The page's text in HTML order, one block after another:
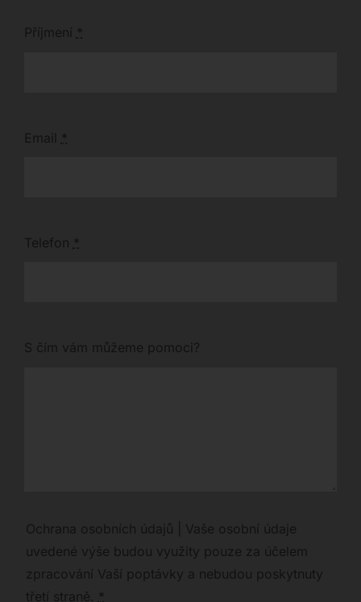
Příjmení *
Email *
Telefon *
S čím vám můžeme pomoci?
Ochrana osobních údajů | Vaše osobní údaje
uvedené výše budou využity pouze za účelem
zpracování Vaší poptávky a nebudou poskytnuty
třetí straně. *